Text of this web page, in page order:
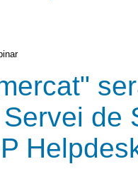
de